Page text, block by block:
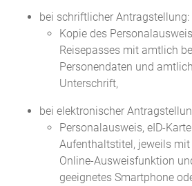
bei schriftlicher Antragstellung:
Kopie des
Reisepasses mit amtlich
Personendaten und
Unterschrift,
bei elektronischer
Personalausweis, eID-
Aufenthaltstitel, jeweils
Online-Ausweisfunktion
geeignetes Smartphone